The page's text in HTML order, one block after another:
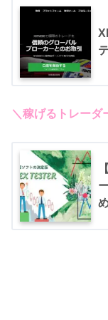
＼稼げるトレーダ